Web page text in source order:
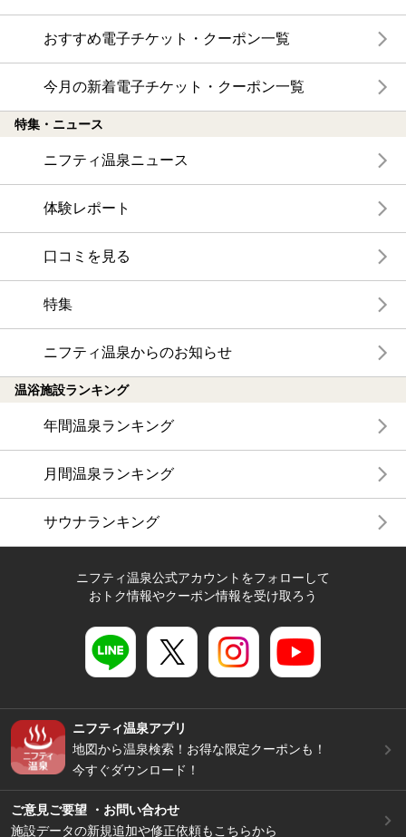
おすすめ電子チケット・クーポン一覧
今月の新着電子チケット・クーポン一覧
特集・ニュース
ニフティ温泉ニュース
体験レポート
口コミを見る
特集
ニフティ温泉からのお知らせ
温浴施設ランキング
年間温泉ランキング
月間温泉ランキング
サウナランキング
ニフティ温泉公式アカウントをフォローして
おトク情報やクーポン情報を受け取ろう
ニフティ温泉アプリ
地図から温泉検索！お得な限定クーポンも！
今すぐダウンロード！
ご意見ご要望 ・お問い合わせ
施設データの新規追加や修正依頼もこちらから